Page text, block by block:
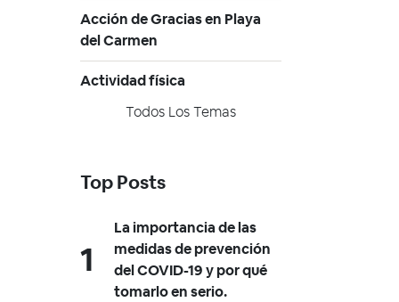
Acción de Gracias en Playa
del Carmen
Actividad física
Todos Los Temas
Top Posts
La importancia de las
medidas de prevención
del COVID-19 y por qué
tomarlo en serio.